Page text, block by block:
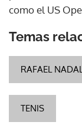
como el US
Temas
RAFAEL NADAL
TENIS